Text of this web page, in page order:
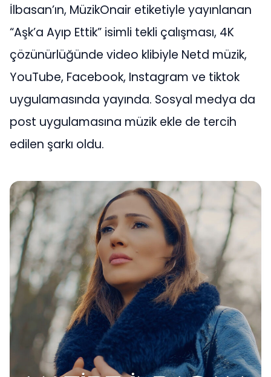
İlbasan’ın, MüzikOnair etiketiyle yayınlanan
“Aşk’a Ayıp Ettik” isimli tekli çalışması, 4K
çözünürlüğünde video klibiyle Netd müzik,
YouTube, Facebook, Instagram ve tiktok
uygulamasında yayında. Sosyal medya da
post uygulamasına müzik ekle de tercih
edilen şarkı oldu.